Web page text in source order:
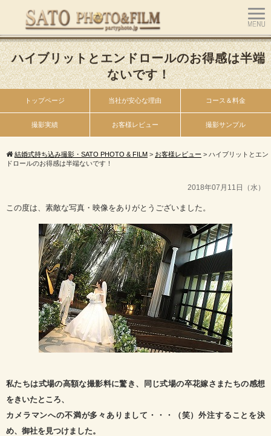
ハイブリットとエンドロールのお得感は半端
ないです！
トップページ 当社が安心な理由 コース＆料金
撮影実績 お客様レビュー 撮影サンプル
結婚式持ち込み撮影・SATO PHOTO & FILM > お客様レビュー > ハイブリットとエン
ドロールのお得感は半端ないです！
2018年07月11日（水）
この度は、素敵な写真・映像をありがとうございました。
私たちは式場の高額な撮影料に驚き、同じ式場の卒花嫁さまたちの感想
をきいたところ、
カメラマンへの不満が多々ありまして・・・（笑）外注することを決
め、御社を見つけました。